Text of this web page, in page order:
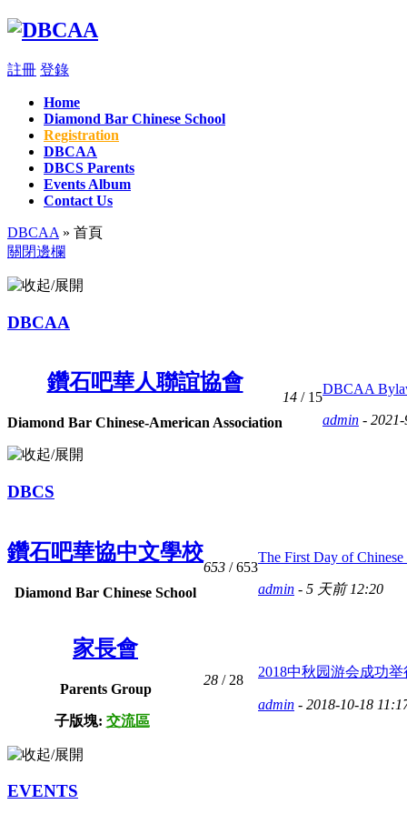
註冊 登錄
Home
Diamond Bar Chinese School
Registration
DBCAA
DBCS Parents
Events Album
Contact Us
DBCAA » 首頁
關閉邊欄
DBCAA
鑽石吧華人聯誼協會
Diamond Bar Chinese-American Association
14 / 15
DBCAA
admin -
DBCS
鑽石吧華協中文學校
Diamond Bar Chinese School
653 / 653
The First Day of Chinese
admin - 5 天前 12:20
家長會
Parents Group
子版塊: 交流區
28 / 28
2018中秋园游会成功举
admin - 2018-10-18
EVENTS